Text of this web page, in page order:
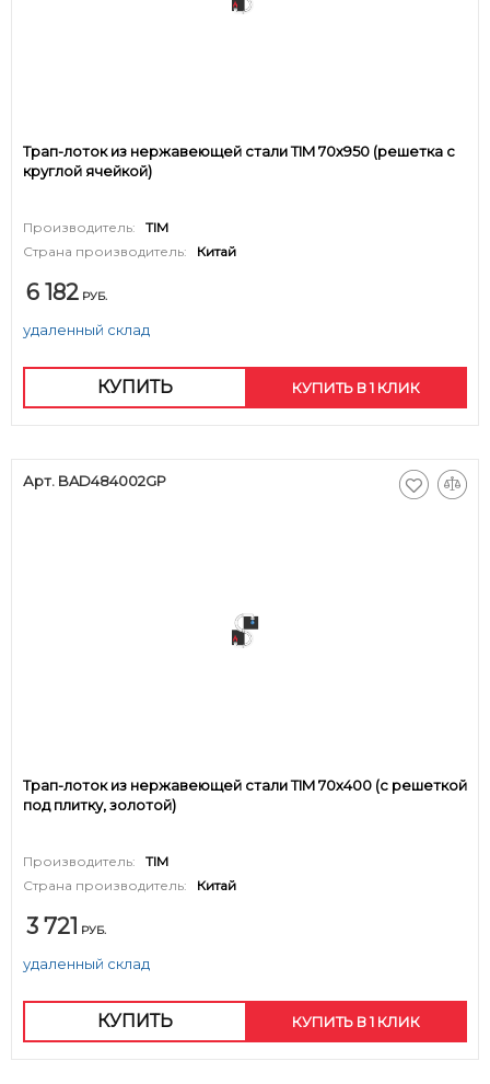
Трап-лоток из нержавеющей стали TIM 70х950 (решетка с
круглой ячейкой)
Производитель:
TIM
Страна производитель:
Китай
6 182 РУБ.
удаленный склад
КУПИТЬ КУПИТЬ В 1 КЛИК
Арт. BAD484002GP
Трап-лоток из нержавеющей стали TIM 70х400 (c решеткой
под плитку, золотой)
Производитель:
TIM
Страна производитель:
Китай
3 721 РУБ.
удаленный склад
КУПИТЬ КУПИТЬ В 1 КЛИК